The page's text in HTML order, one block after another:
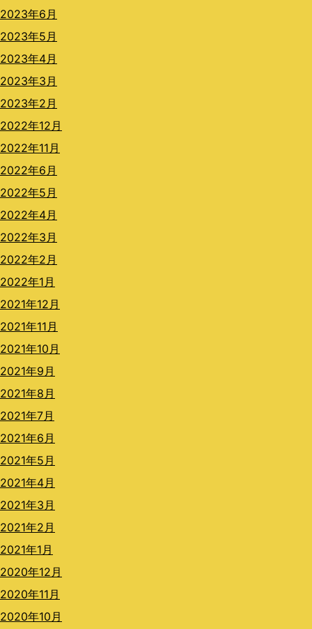
2023年6月
2023年5月
2023年4月
2023年3月
2023年2月
2022年12月
2022年11月
2022年6月
2022年5月
2022年4月
2022年3月
2022年2月
2022年1月
2021年12月
2021年11月
2021年10月
2021年9月
2021年8月
2021年7月
2021年6月
2021年5月
2021年4月
2021年3月
2021年2月
2021年1月
2020年12月
2020年11月
2020年10月